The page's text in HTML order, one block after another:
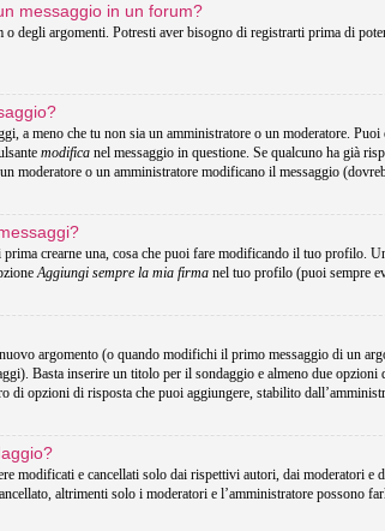
messaggio in un forum?
degli argomenti. Potresti aver bisogno di registrarti prima di
a meno che tu non sia un amministratore o un moderatore.
modifica nel messaggio in questione. Se qualcuno ha già
moderatore o un amministratore modificano il messaggio
crearne una, cosa che puoi fare modificando il tuo profilo.
Aggiungi sempre la mia firma nel tuo profilo (puoi sempre
argomento (o quando modifichi il primo messaggio di un
Basta inserire un titolo per il sondaggio e almeno due
di opzioni di risposta che puoi aggiungere, stabilito
modificati e cancellati solo dai rispettivi autori, dai moderatori
altrimenti solo i moderatori e l’amministratore possono